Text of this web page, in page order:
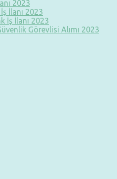
2023
İlanı 2023
İş İlanı 2023
Görevlisi Alımı 2023